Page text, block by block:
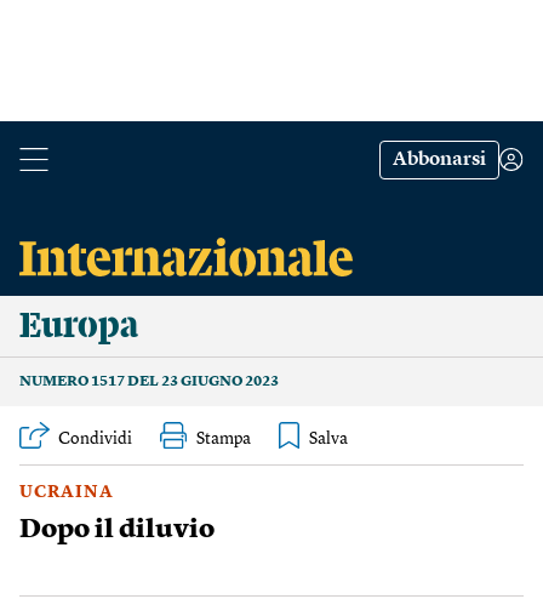
Abbonarsi
Europa
NUMERO 1517 DEL 23 GIUGNO 2023
Condividi Stampa
UCRAINA
Dopo il diluvio